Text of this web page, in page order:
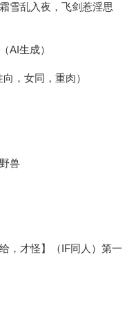
雪乱入夜，飞剑惹淫思
AI生成）
，女同，重肉）
兽
，才怪】（IF同人）第一